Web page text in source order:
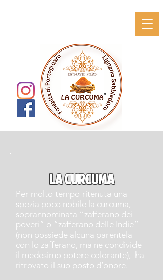
LA CURCUMA
Per molto tempo ritenuta una
spezia poco nobile la curcuma,
soprannominata “zafferano dei
poveri” o “zafferano delle Indie”
(non possiede alcuna parentela
con lo zafferano, ma ne condivide
il medesimo potere colorante), ha
ritrovato il suo posto d’onore.